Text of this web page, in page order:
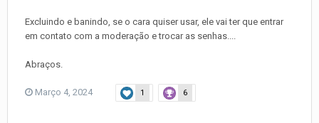
Excluindo e banindo, se o cara quiser usar, ele vai ter que entrar
em contato com a moderação e trocar as senhas....
Abraços.
Março 4, 2024 1 6